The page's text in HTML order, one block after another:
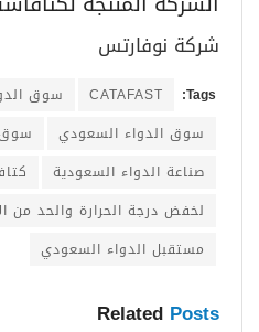
شركة نوفارتس
Tags:
CATAFAST
سوق
سوق الدواء السعودي
سوق
صناعة الدواء السعودية
لخفض درجة الحرارة والحد من
مستقبل الدواء السعودي
Related Posts